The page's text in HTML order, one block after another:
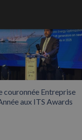
couronnée Entreprise
aux ITS Awards